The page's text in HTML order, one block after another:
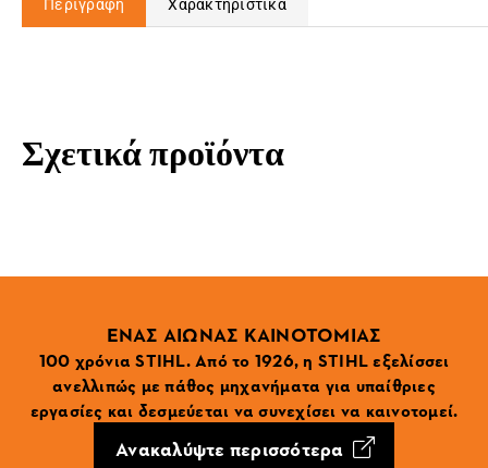
Περιγραφή Χαρακτηριστικά
Σχετικά προϊόντα
ΕΝΑΣ ΑΙΩΝΑΣ ΚΑΙΝΟΤΟΜΙΑΣ
100 χρόνια STIHL. Από το 1926, η STIHL εξελίσσει
ανελλιπώς με πάθος μηχανήματα για υπαίθριες
εργασίες και δεσμεύεται να συνεχίσει να καινοτομεί.
Ανακαλύψτε περισσότερα